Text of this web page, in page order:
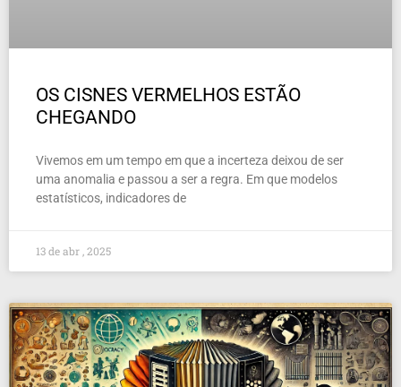
OS CISNES VERMELHOS ESTÃO
CHEGANDO
Vivemos em um tempo em que a incerteza deixou de ser
uma anomalia e passou a ser a regra. Em que modelos
estatísticos, indicadores de
13 de abr , 2025